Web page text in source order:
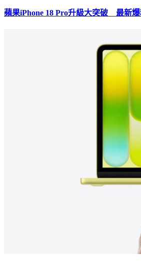
蘋果iPhone 18 Pro升級大突破 最新